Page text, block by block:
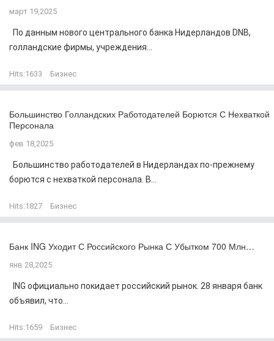
март 19,2025
По данным нового центрального банка Нидерландов DNB,
голландские фирмы, учреждения...
Hits:1633 Бизнес
Большинство Голландских Работодателей Борются С Нехваткой
Персонала
фев 18,2025
Большинство работодателей в Нидерландах по-прежнему
борются с нехваткой персонала. В...
Hits:1827 Бизнес
Банк ING Уходит С Российского Рынка С Убытком 700 Млн…
янв 28,2025
ING официально покидает российский рынок. 28 января банк
объявил, что...
Hits:1659 Бизнес